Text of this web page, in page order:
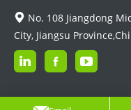
No. 108 Jiangdong
City, Jiangsu